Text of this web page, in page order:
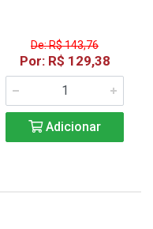
De: R$ 143,76
Por: R$ 129,38
Adicionar